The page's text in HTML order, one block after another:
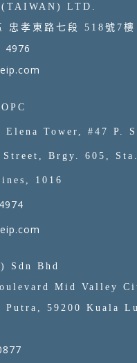
LTD.
忠孝東路七段 518號7樓
4976
Tower, #47 P.
Brgy. 605, Sta.
1016
Sdn Bhd
Mid Valley
Putra, 59200 Kuala